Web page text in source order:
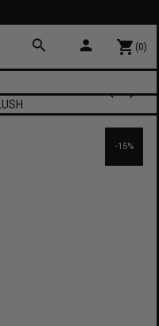
search person shopping_cart (0)
-15%